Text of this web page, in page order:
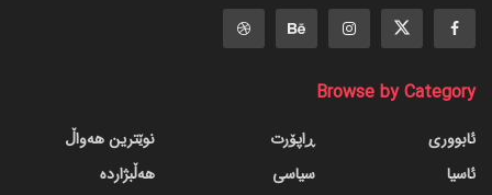
Browse by Category
ئابووری
ئاسیا
ڕاپۆرت
سیاسی
نوێترین هەواڵ
هەڵبژاردە